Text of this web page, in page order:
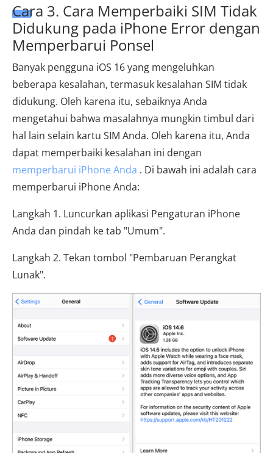
Cara 3. Cara Memperbaiki SIM Tidak
Didukung pada iPhone Error dengan
Memperbarui Ponsel
Banyak pengguna iOS 16 yang mengeluhkan
beberapa kesalahan, termasuk kesalahan SIM tidak
didukung. Oleh karena itu, sebaiknya Anda
mengetahui bahwa masalahnya mungkin timbul dari
hal lain selain kartu SIM Anda. Oleh karena itu, Anda
dapat memperbaiki kesalahan ini dengan
memperbarui iPhone Anda . Di bawah ini adalah cara
memperbarui iPhone Anda:
Langkah 1. Luncurkan aplikasi Pengaturan iPhone
Anda dan pindah ke tab "Umum".
Langkah 2. Tekan tombol "Pembaruan Perangkat
Lunak".